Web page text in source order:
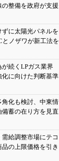
整備を政府が支援
に太陽光パネルを
ノザワが新工法を
が続くLPガス業界
に向けた判断基準
角化も検討、中東情
蓄の在り方を見直
給調整市場にテコ
の上限価格を引き